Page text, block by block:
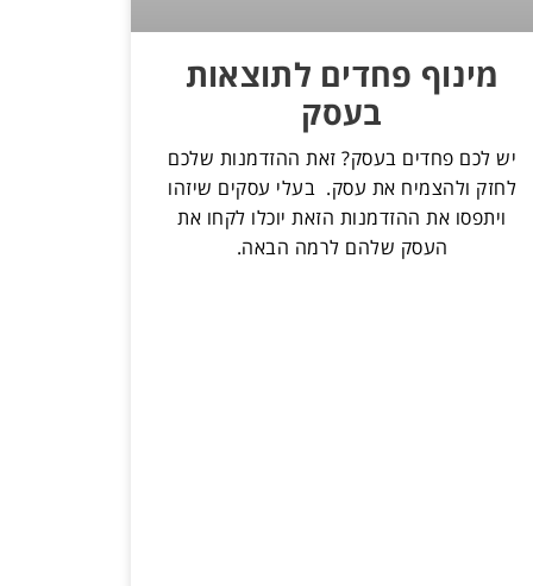
מינוף פחדים לתוצאות
בעסק
יש לכם פחדים בעסק? זאת ההזדמנות שלכם
לחזק ולהצמיח את עסק. בעלי עסקים שיזהו
ויתפסו את ההזדמנות הזאת יוכלו לקחו את
העסק שלהם לרמה הבאה.